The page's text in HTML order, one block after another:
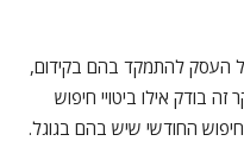
העסק להתמקד בהם בקידום,
בודק אילו ביטויי חיפוש
החודשי שיש בהם בגוגל.